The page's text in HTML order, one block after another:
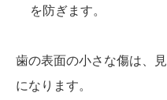
を防ぎます。
歯の表面の小さな傷は、
になります。